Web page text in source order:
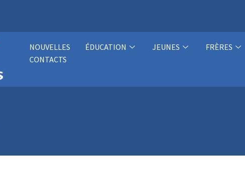
NOUVELLES ÉDUCATION JEUNES FRÈRES
CONTACTS